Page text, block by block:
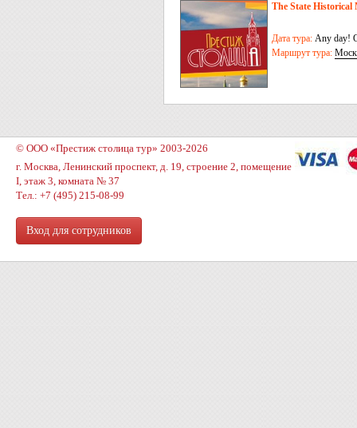
The State Historical
Дата тура: Any day!
Маршрут тура:
© ООО «Престиж столица тур» 2003-2026
г. Москва, Ленинский проспект, д. 19, строение 2, помещение
I, этаж 3, комната № 37
Тел.: +7 (495) 215-08-99
Вход для сотрудников